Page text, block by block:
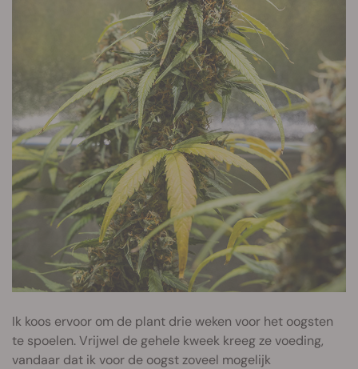
Ik koos ervoor om de plant drie weken voor het oogsten
te spoelen. Vrijwel de gehele kweek kreeg ze voeding,
vandaar dat ik voor de oogst zoveel mogelijk